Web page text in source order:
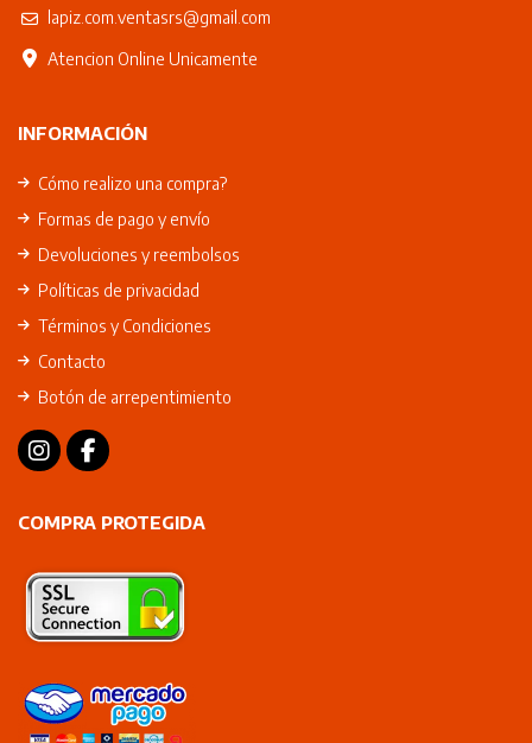
lapiz.com.ventasrs@gmail.com
Atencion Online Unicamente
INFORMACIÓN
Cómo realizo una compra?
Formas de pago y envío
Devoluciones y reembolsos
Políticas de privacidad
Términos y Condiciones
Contacto
Botón de arrepentimiento
COMPRA PROTEGIDA